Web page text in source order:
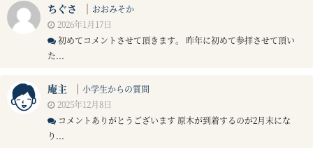
ちぐさ ｜ おおみそか
2026年1月17日
初めてコメントさせて頂きます。 昨年に初めて参拝させて頂い
た...
庵主 ｜ 小学生からの質問
2025年12月8日
コメントありがとうございます 原木が到着するのが2月末にな
り...